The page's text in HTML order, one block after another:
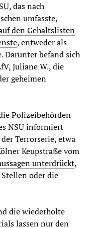
das nach
umfasste,
den Gehaltslisten
, entweder als
Darunter befand sich
Juliane W., die
geheimen
Polizeibehörden
NSU informiert
Terrorserie, etwa
Keupstraße vom
unterdrückt,
oder die
die wiederholte
lassen nur den